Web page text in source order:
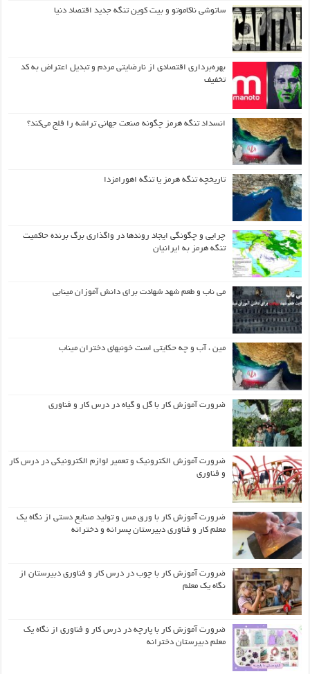
ساتوشی ناکاموتو و بیت کوین تنگه جدید اقتصاد دنیا
بهره‌برداری اقتصادی از نارضایتی مردم و تبدیل اعتراض به کد
تخفیف
انسداد تنگه هرمز چگونه صنعت جهانی تراشه را فلج می‌کند؟
تاریخچه تنگه هرمز یا تنگه اهورامزدا
چرایی و چگونگی ایجاد روندها در واگذاری برگ برنده حاکمیت
تنگه هرمز به ایرانیان
می ناب و طعم شهد شهادت برای دانش آموزان مینابی
مین ، آب و چه حکایتی است خونبهای دختران میناب
ضرورت آموزش کار با گل و گیاه در درس کار و فناوری
ضرورت آموزش الکترونیک و تعمیر لوازم الکترونیکی در درس کار
و فناوری
ضرورت آموزش کار با ورق مس و تولید صنایع دستی از نگاه یک
معلم کار و فناوری دبیرستان پسرانه و دخترانه
ضرورت آموزش کار با چوب در درس کار و فناوری دبیرستان از
نگاه یک معلم
ضرورت آموزش کار با پارچه در درس کار و فناوری از نگاه یک
معلم دبیرستان دخترانه